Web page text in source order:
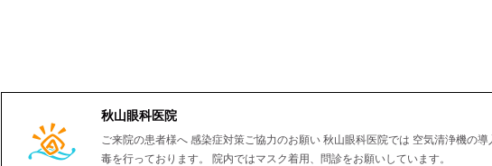
秋山眼科医院
ご来院の患者様へ 感染症対策ご協力のお願い 秋山眼科医院では 空気清浄機の
毒を行っております。 院内ではマスク着用、問診をお願いしています。